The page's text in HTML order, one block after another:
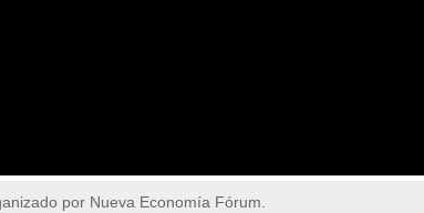
por Nueva Economía Fórum.